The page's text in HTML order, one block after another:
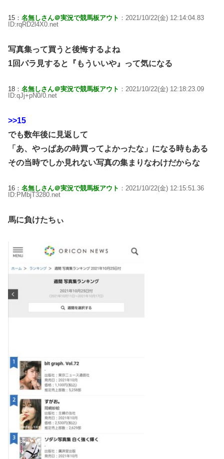
15： 名無しさん＠実況で競馬板アウト ：2021/10/22(金) 12:14:04.83
ID:rqRD2l4X0.net
写真集って買うと後悔するよね
1回パラ見すると『もういいや』って気になる
18： 名無しさん＠実況で競馬板アウト ：2021/10/22(金) 12:18:23.09
ID:qJj+pN0/0.net
>>15
でも数年後に見返して
「あ、やっぱあの時買ってよかったな」になる時もある
その当時でしか見れない写真の集まりなわけだからな
16： 名無しさん＠実況で競馬板アウト ：2021/10/22(金) 12:15:51.36
ID:PMbjT3280.net
馬に負けたちぃ